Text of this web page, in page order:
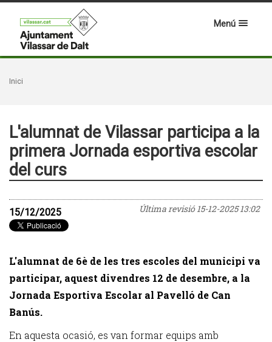
Menú
Inici
L'alumnat de Vilassar participa a la
primera Jornada esportiva escolar
del curs
Última revisió15-12-2025 13:02
15/12/2025
L'alumnat de 6è de les tres escoles del municipi va
participar, aquest divendres 12 de desembre, a la
Jornada Esportiva Escolar al Pavelló de Can
Banús.
En aquesta ocasió, es van formar equips amb